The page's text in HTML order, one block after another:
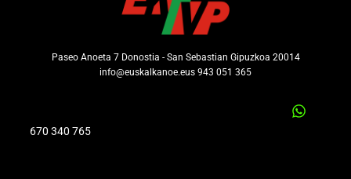
Paseo Anoeta 7 Donostia - San Sebastian Gipuzkoa 20014
info@euskalkanoe.eus 943 051 365
670 340 765